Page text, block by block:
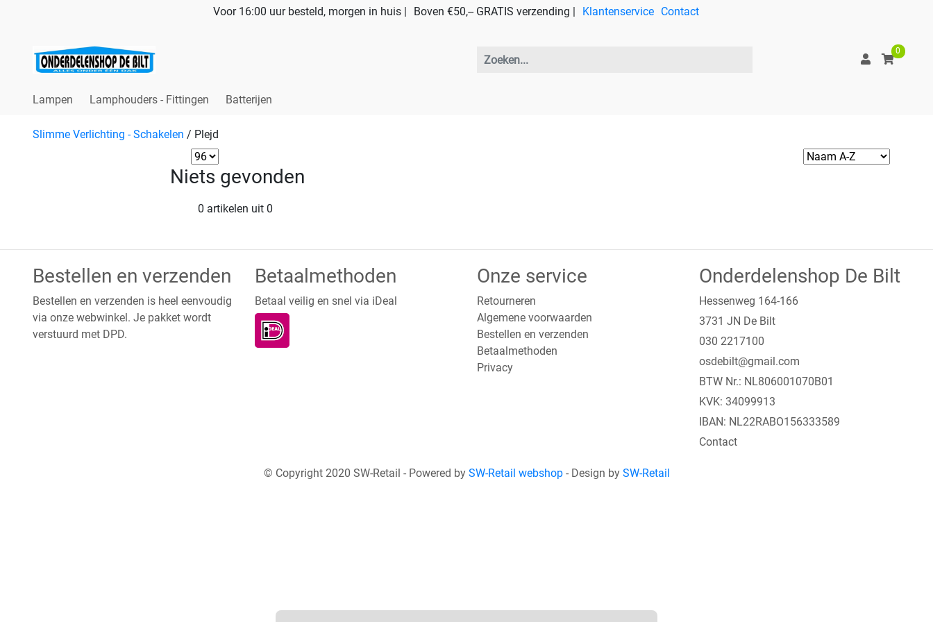
Voor 16:00 uur besteld, morgen in huis | Boven €50,-- GRATIS verzending | Klantenservice Contact
0
Lampen Lamphouders - Fittingen Batterijen
Slimme Verlichting - Schakelen / Plejd
Niets gevonden
0 artikelen uit 0
Bestellen en verzenden
Bestellen en verzenden is heel eenvoudig
via onze webwinkel. Je pakket wordt
verstuurd met DPD.
Betaalmethoden
Betaal veilig en snel via iDeal
Onze service
Retourneren
Algemene voorwaarden
Bestellen en verzenden
Betaalmethoden
Privacy
Onderdelenshop De Bilt
Hessenweg 164-166
3731 JN De Bilt
030 2217100
osdebilt@gmail.com
BTW Nr.: NL806001070B01
KVK: 34099913
IBAN: NL22RABO156333589
Contact
© Copyright 2020 SW-Retail - Powered by SW-Retail webshop- Design by SW-Retail